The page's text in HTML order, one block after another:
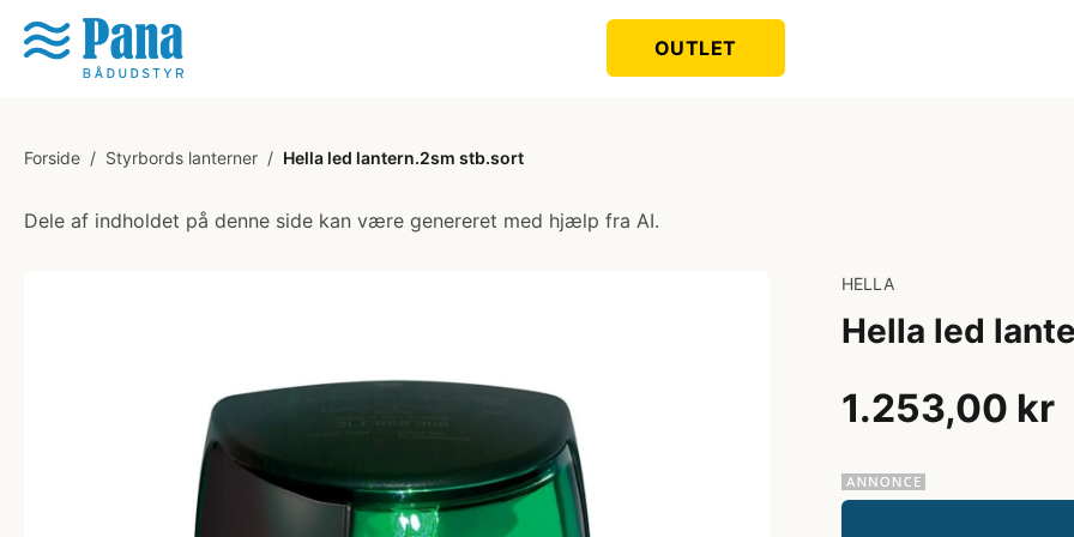
OUTLET
Forside / Styrbords lanterner / Hella led lantern.2sm stb.sort
Dele af indholdet på denne side kan være genereret med hjælp fra AI.
HELLA
Hella led
1.253,00 kr